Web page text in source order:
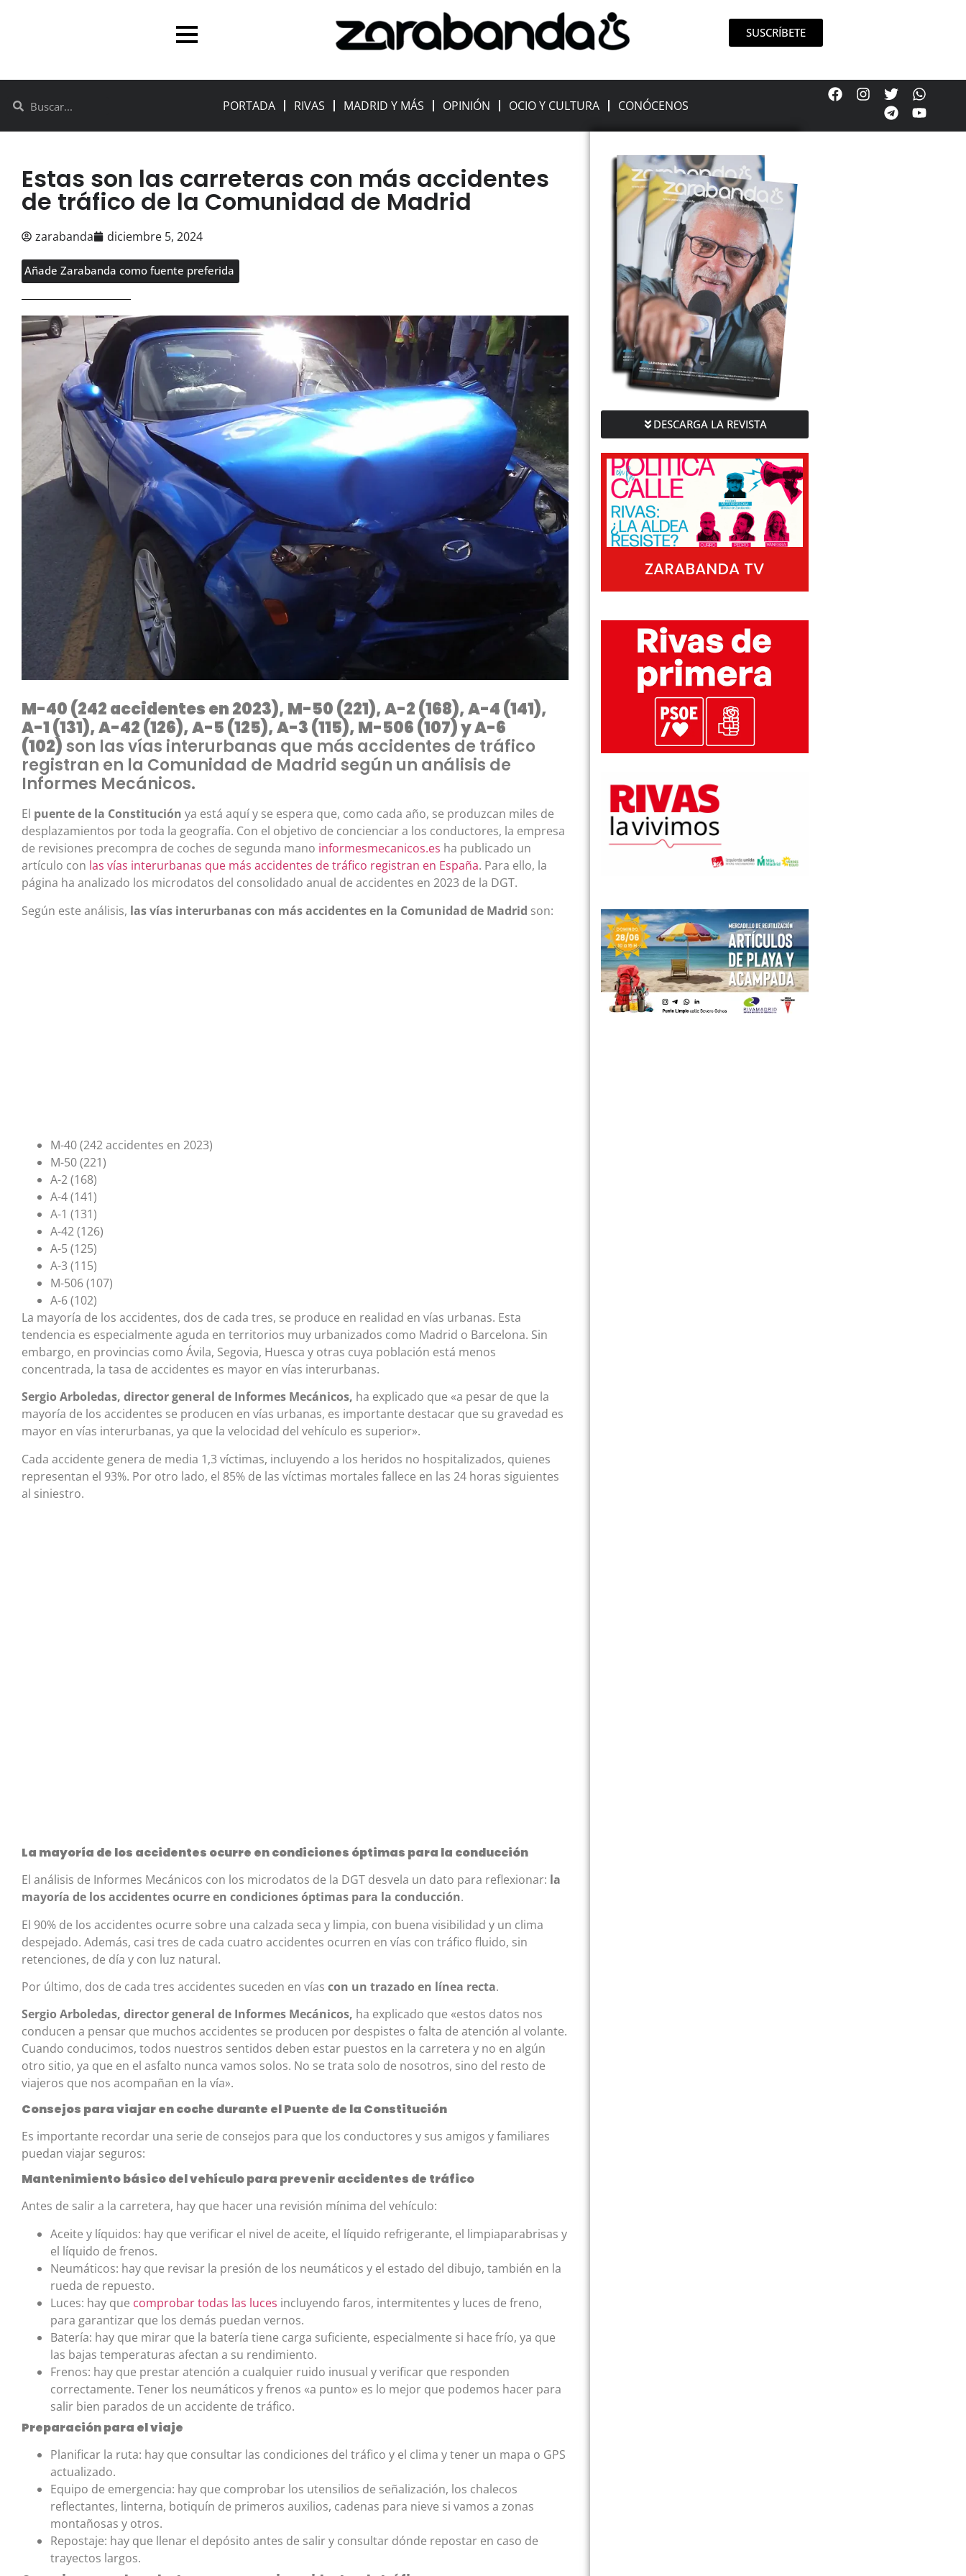
SUSCRÍBETE
PORTADA RIVAS MADRID Y MÁS OPINIÓN OCIO Y CULTURA CONÓCENOS
Estas son las carreteras con más accidentes
de tráfico de la Comunidad de Madrid
zarabanda diciembre 5, 2024
Añade Zarabanda como fuente preferida
M-40 (242 accidentes en 2023), M-50 (221), A-2 (168), A-4 (141),
A-1 (131), A-42 (126), A-5 (125), A-3 (115), M-506 (107) y A-6
(102)son las vías interurbanas que más accidentes de tráfico
registran en la Comunidad de Madrid según un análisis de
Informes Mecánicos.
El puente de la Constitución ya está aquí y se espera que, como cada año, se produzcan miles de
desplazamientos por toda la geografía. Con el objetivo de concienciar a los conductores, la empresa
de revisiones precompra de coches de segunda mano informesmecanicos.es ha publicado un
artículo con las vías interurbanas que más accidentes de tráfico registran en España. Para ello, la
página ha analizado los microdatos del consolidado anual de accidentes en 2023 de la DGT.
Según este análisis, las vías interurbanas con más accidentes en la Comunidad de Madrid son:
M-40 (242 accidentes en 2023)
M-50 (221)
A-2 (168)
A-4 (141)
A-1 (131)
A-42 (126)
A-5 (125)
A-3 (115)
M-506 (107)
A-6 (102)
La mayoría de los accidentes, dos de cada tres, se produce en realidad en vías urbanas. Esta
tendencia es especialmente aguda en territorios muy urbanizados como Madrid o Barcelona. Sin
embargo, en provincias como Ávila, Segovia, Huesca y otras cuya población está menos
concentrada, la tasa de accidentes es mayor en vías interurbanas.
Sergio Arboledas, director general de Informes Mecánicos, ha explicado que «a pesar de que la
mayoría de los accidentes se producen en vías urbanas, es importante destacar que su gravedad es
mayor en vías interurbanas, ya que la velocidad del vehículo es superior».
Cada accidente genera de media 1,3 víctimas, incluyendo a los heridos no hospitalizados, quienes
representan el 93%. Por otro lado, el 85% de las víctimas mortales fallece en las 24 horas siguientes
al siniestro.
La mayoría de los accidentes ocurre en condiciones óptimas para la conducción
El análisis de Informes Mecánicos con los microdatos de la DGT desvela un dato para reflexionar: la
mayoría de los accidentes ocurre en condiciones óptimas para la conducción.
El 90% de los accidentes ocurre sobre una calzada seca y limpia, con buena visibilidad y un clima
despejado. Además, casi tres de cada cuatro accidentes ocurren en vías con tráfico fluido, sin
retenciones, de día y con luz natural.
Por último, dos de cada tres accidentes suceden en vías con un trazado en línea recta.
Sergio Arboledas, director general de Informes Mecánicos, ha explicado que «estos datos nos
conducen a pensar que muchos accidentes se producen por despistes o falta de atención al volante.
Cuando conducimos, todos nuestros sentidos deben estar puestos en la carretera y no en algún
otro sitio, ya que en el asfalto nunca vamos solos. No se trata solo de nosotros, sino del resto de
viajeros que nos acompañan en la vía».
Consejos para viajar en coche durante el Puente de la Constitución
Es importante recordar una serie de consejos para que los conductores y sus amigos y familiares
puedan viajar seguros:
Mantenimiento básico del vehículo para prevenir accidentes de tráfico
Antes de salir a la carretera, hay que hacer una revisión mínima del vehículo:
Aceite y líquidos: hay que verificar el nivel de aceite, el líquido refrigerante, el limpiaparabrisas y
el líquido de frenos.
Neumáticos: hay que revisar la presión de los neumáticos y el estado del dibujo, también en la
rueda de repuesto.
Luces: hay que comprobar todas las luces incluyendo faros, intermitentes y luces de freno,
para garantizar que los demás puedan vernos.
Batería: hay que mirar que la batería tiene carga suficiente, especialmente si hace frío, ya que
las bajas temperaturas afectan a su rendimiento.
Frenos: hay que prestar atención a cualquier ruido inusual y verificar que responden
correctamente. Tener los neumáticos y frenos «a punto» es lo mejor que podemos hacer para
salir bien parados de un accidente de tráfico.
Preparación para el viaje
Planificar la ruta: hay que consultar las condiciones del tráfico y el clima y tener un mapa o GPS
actualizado.
Equipo de emergencia: hay que comprobar los utensilios de señalización, los chalecos
reflectantes, linterna, botiquín de primeros auxilios, cadenas para nieve si vamos a zonas
montañosas y otros.
Repostaje: hay que llenar el depósito antes de salir y consultar dónde repostar en caso de
trayectos largos.
DESCARGA LA REVISTA
ZARABANDA TV